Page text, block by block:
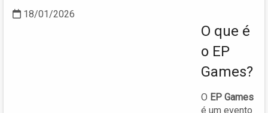
18/01/2026
O que é
o EP
Games?
O EP Games
é um evento